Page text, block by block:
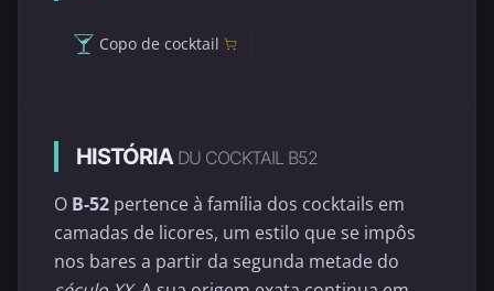
Copo de cocktail
HISTÓRIA DU COCKTAIL B52
O B-52 pertence à família dos cocktails em
camadas de licores, um estilo que se impôs
nos bares a partir da segunda metade do